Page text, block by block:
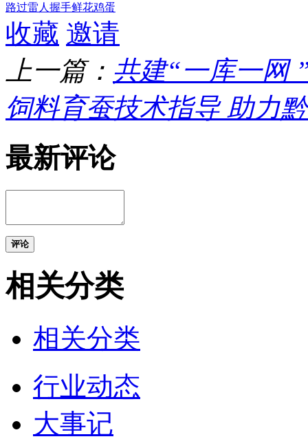
路过雷人 握手鲜花鸡蛋
收藏 邀请
上一篇： 共建“一库一网
饲料育蚕技术指导 助力
最新评论
评论
相关分类
相关分类
行业动态
大事记